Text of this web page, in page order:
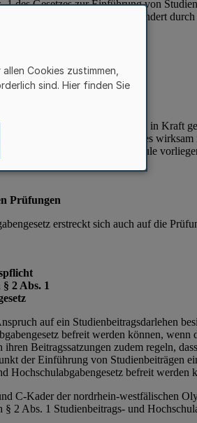
Cookies zustimmen,
sind. Hier finden Sie